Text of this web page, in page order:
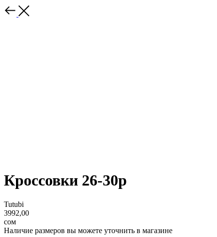
Кроссовки 26-30р
Tutubi
3992,00
сом
Наличие размеров вы можете уточнить в магазине